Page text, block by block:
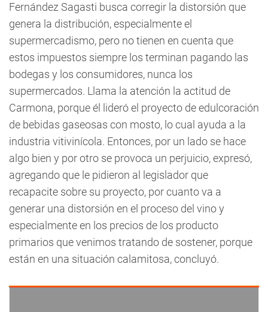
Fernández Sagasti busca corregir la distorsión que
genera la distribución, especialmente el
supermercadismo, pero no tienen en cuenta que
estos impuestos siempre los terminan pagando las
bodegas y los consumidores, nunca los
supermercados. Llama la atención la actitud de
Carmona, porque él lideró el proyecto de edulcoración
de bebidas gaseosas con mosto, lo cual ayuda a la
industria vitivinícola. Entonces, por un lado se hace
algo bien y por otro se provoca un perjuicio, expresó,
agregando que le pidieron al legislador que
recapacite sobre su proyecto, por cuanto va a
generar una distorsión en el proceso del vino y
especialmente en los precios de los producto
primarios que venimos tratando de sostener, porque
están en una situación calamitosa, concluyó.